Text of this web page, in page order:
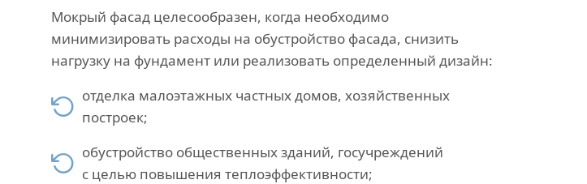
Мокрый фасад целесообразен, когда необходимо
минимизировать расходы на обустройство фасада, снизить
нагрузку на фундамент или реализовать определенный дизайн:
отделка малоэтажных частных домов, хозяйственных
построек;
обустройство общественных зданий, госучреждений
с целью повышения теплоэффективности;